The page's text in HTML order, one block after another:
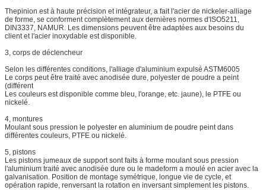
Thepinion est à haute précision et intégrateur, a fait l'acier de nickeler-alliage
de forme, se conforment complètement aux dernières normes d'ISO5211,
DIN3337, NAMUR. Les dimensions peuvent être adaptées aux besoins du
client et l'acier inoxydable est disponible.
3, corps de déclencheur
Selon les différentes conditions, l'alliage d'aluminium expulsé ASTM6005
Le corps peut être traité avec anodisée dure, polyester de poudre a peint
(différent
Les couleurs est disponible comme bleu, l'orange, etc. jaune), le PTFE ou
nickelé.
4, montures
Moulant sous pression le polyester en aluminium de poudre peint dans
différentes couleurs, PTFE ou nickelé.
5, pistons
Les pistons jumeaux de support sont faits à forme moulant sous pression
l'aluminium traité avec anodisée dure ou le madeform a moulé en acier avec la
galvanisation. Position de montage symétrique, longue vie de cycle, et
opération rapide, renversant la rotation en inversant simplement les pistons.